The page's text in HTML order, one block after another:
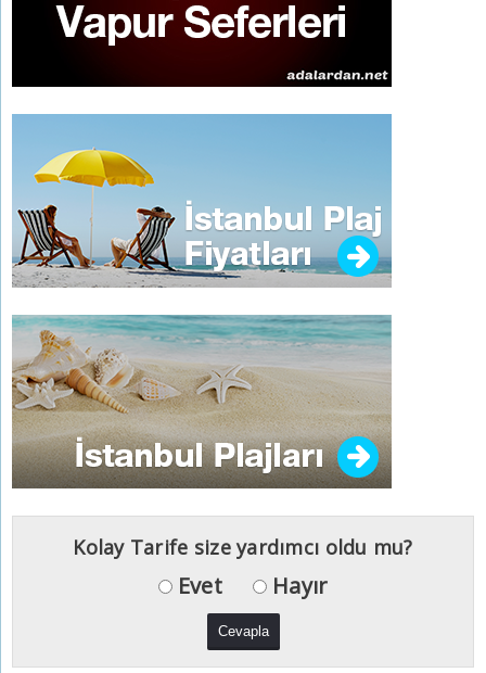
Kolay Tarife size yardımcı oldu mu?
Evet Hayır